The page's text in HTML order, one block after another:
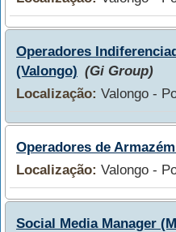
Operadores
(Valongo) (Gi Group)
Localização: Valongo -
Operadores de
Localização: Valongo -
Social Media Manager